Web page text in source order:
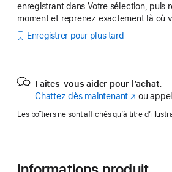
enregistrant dans Votre sélection, puis
moment et reprenez exactement là où
Enregistrer pour plus tard
Faites-vous aider pour l’achat.
Chattez dès maintenant (s’ouvre
une
fenêtre)
ou
Les boîtiers ne sont affichés qu’à titre